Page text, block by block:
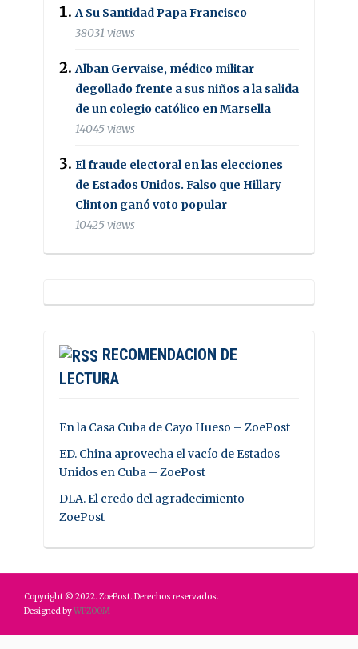
A Su Santidad Papa Francisco
38031 views
Alban Gervaise, médico militar
degollado frente a sus niños a la salida
de un colegio católico en Marsella
14045 views
El fraude electoral en las elecciones
de Estados Unidos. Falso que Hillary
Clinton ganó voto popular
10425 views
RECOMENDACION DE
LECTURA
En la Casa Cuba de Cayo Hueso – ZoePost
ED. China aprovecha el vacío de Estados
Unidos en Cuba – ZoePost
DLA. El credo del agradecimiento –
ZoePost
Copyright © 2022. ZoePost. Derechos reservados.
Designed byWPZOOM